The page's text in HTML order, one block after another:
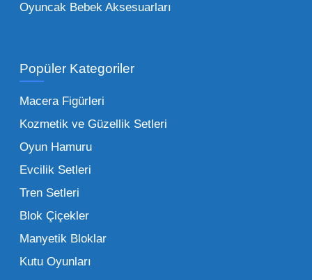
İşletmeler için toptan oyuncak satış ve alımı
şüphesiz ki birim maliyetin düşmesidir.
Oyuncak toptan kanalına geçildiğinde,
perakende satış fiyatı ile alış fiyatı arasındaki
makas açılır ve bu da ciddi kâr marjları elde
edilmesini sağlar. Toplu alımlarda uygulanan
dönemlerinde işletmenizin finansal olarak
rahatlamasına yardımcı olur.
Oyuncak Bebek Aksesuarları
Popüler Kategoriler
Macera Figürleri
Kozmetik ve Güzellik Setleri
Oyun Hamuru
Evcilik Setleri
Tren Setleri
Blok Çiçekler
Manyetik Bloklar
Kutu Oyunları